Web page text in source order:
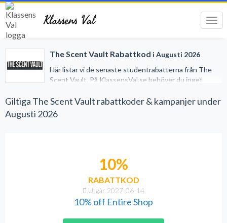
Klassens Val
The Scent Vault Rabattkod i Augusti 2026
Här listar vi de senaste studentrabatterna från The
Scent Vault. På KlassensVal.se behöver du inget
handlar på nätet. Vi har gjort det lätt för dig genom att
samla alla studentrabatter på ett och samma ställe.
Giltiga The Scent Vault rabattkoder & kampanjer under
Augusti 2026
Utgår 2027-06-14
10%
RABATTKOD
10% off Entire Shop